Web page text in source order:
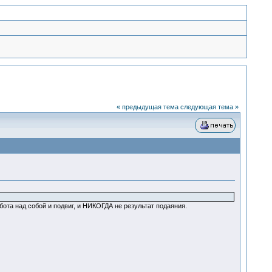
« предыдущая тема следующая тема »
над собой и подвиг, и НИКОГДА не результат подаяния.